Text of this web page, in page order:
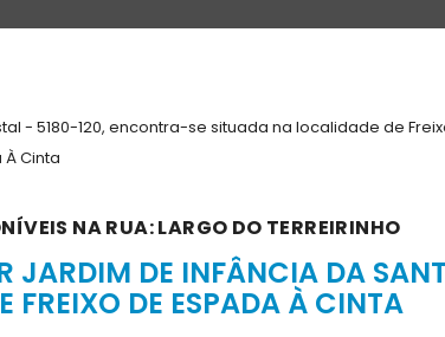
- 5180-120, encontra-se situada na localidade de
Cinta
NA RUA: LARGO DO TERREIRINHO
JARDIM DE INFÂNCIA DA
FREIXO DE ESPADA À CINTA